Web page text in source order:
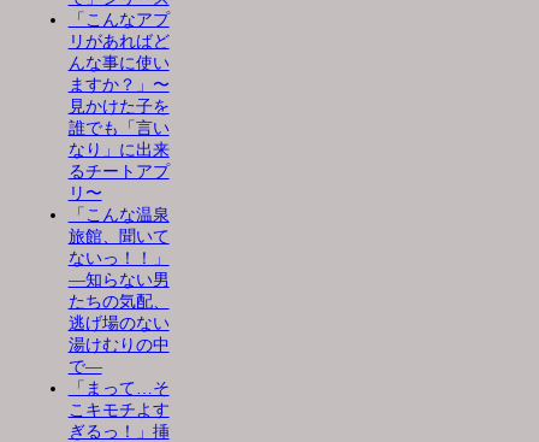
「こんなアプ
リがあればど
んな事に使い
ますか？」〜
見かけた子を
誰でも「言い
なり」に出来
るチートアプ
リ〜
「こんな温泉
旅館、聞いて
ないっ！！」
―知らない男
たちの気配、
逃げ場のない
湯けむりの中
で―
「まって…そ
こキモチよす
ぎるっ！」挿